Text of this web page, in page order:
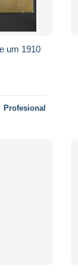
Nicaragua , Train , Ansichtskarte um 1910
Profesional